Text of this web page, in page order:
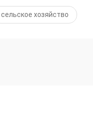
сельское хозяйство